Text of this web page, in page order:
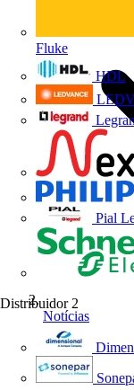
Fluke
HDL
Pial
Distribuidor 2
Notícias